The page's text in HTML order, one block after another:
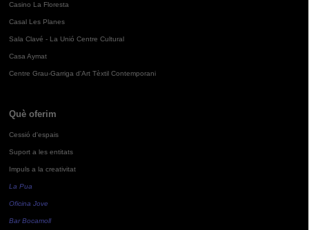
Casino La Floresta
Casal Les Planes
Sala Clavé - La Unió Centre Cultural
Casa Aymat
Centre Grau-Garriga d'Art Tèxtil Contemporani
Què oferim
Cessió d'espais
Suport a les entitats
Impuls a la creativitat
La Pua
Oficina Jove
Bar Bocamoll